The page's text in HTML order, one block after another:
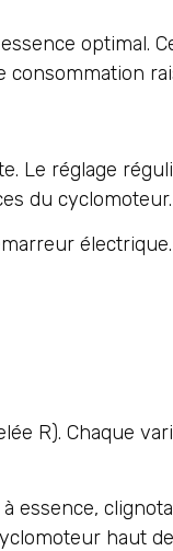
optimal.
Le réglage
du cyclomoteur.
R). Chaque
essence,
haut